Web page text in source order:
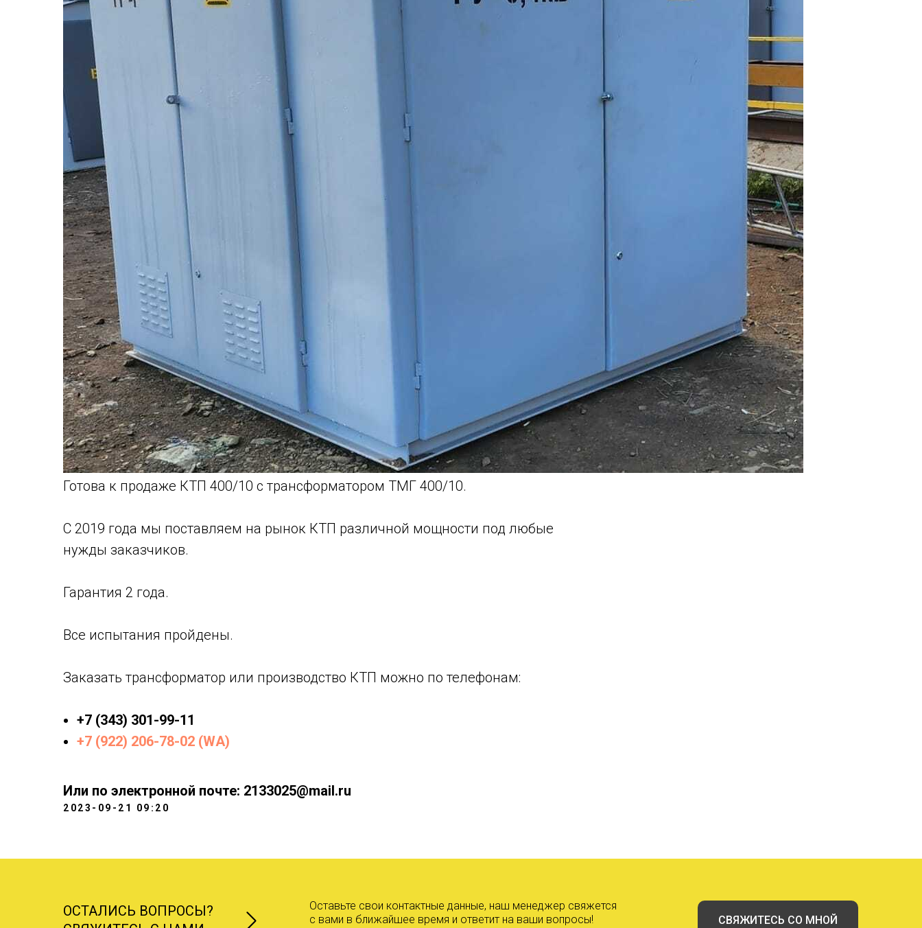
Готова к продаже КТП 400/10 с трансформатором ТМГ 400/10.
С 2019 года мы поставляем на рынок КТП различной мощности под любые
нужды заказчиков.
Гарантия 2 года.
Все испытания пройдены.
Заказать трансформатор или производство КТП можно по телефонам:
+7 (343) 301-99-11
+7 (922) 206-78-02 (WA)
Или по электронной почте: 2133025@mail.ru
2023-09-21 09:20
ОСТАЛИСЬ ВОПРОСЫ?
Оставьте свои контактные данные, наш менеджер свяжется
с вами в ближайшее время и ответит на ваши вопросы!
СВЯЖИТЕСЬ СО МНОЙ